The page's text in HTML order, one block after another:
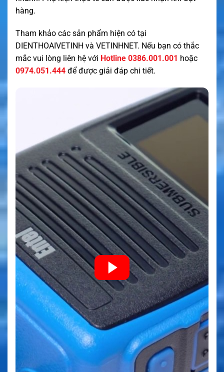
hàng.
Tham khảo các sản phẩm hiện có tại
DIENTHOAIVETINH và VETINHNET. Nếu bạn có thắc
mắc vui lòng liên hệ với Hotline 0386.001.001 hoặc
0974.051.444 để được giải đáp chi tiết.